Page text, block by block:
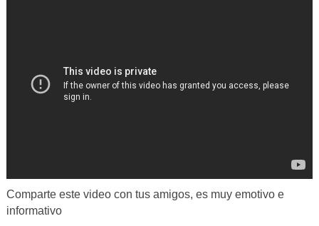
Comparte este video con tus amigos, es muy emotivo e
informativo